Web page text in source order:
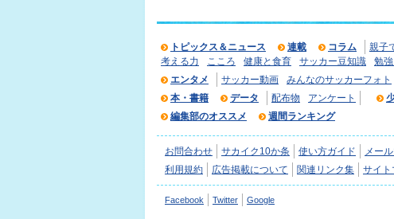
トピックス＆ニュース 連載 コラム 親子
考える力
こころ 健康と食育 サッカー豆知識 勉
エンタメ
サッカー動画 みんなのサッカーフォト
本・書籍
データ 配布物 アンケート
編集部のオススメ
週間ランキング
お問合わせ サカイク10か条 使い方ガイド メー
利用規約
広告掲載について 関連リンク集 サイト
Facebook Twitter Google